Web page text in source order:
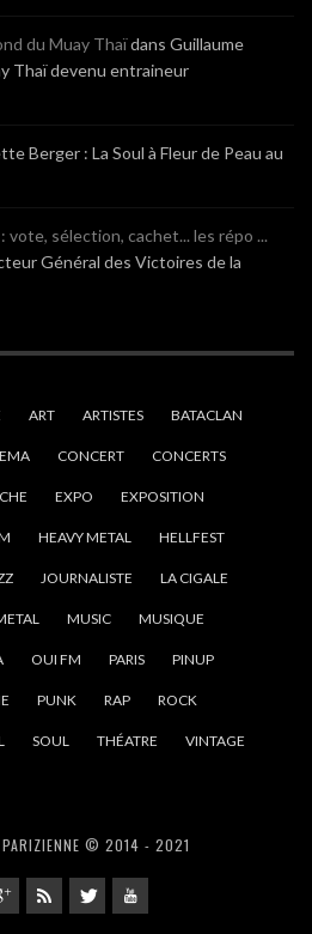
du Muay Thaïdans Guillaume
Thaï devenu entraineur
Berger : La Soul à Fleur de Peau au
vote, sélection, cachet... les répo ...
Général des Victoires de la
ART ARTISTES BATACLAN
CONCERT CONCERTS
EXPO EXPOSITION
HEAVY METAL HELLFEST
JOURNALISTE LA CIGALE
MUSIC MUSIQUE
OUI FM PARIS PINUP
PUNK RAP ROCK
SOUL THÉATRE VINTAGE
PARIZIENNE © 2014 - 2021